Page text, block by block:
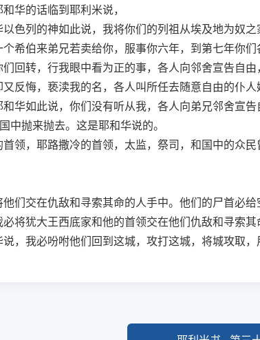
和华的话临到耶利米说，
以色列的神如此说，我将你们的列祖从埃及地为奴之
个希伯来弟兄若卖给你，服事你六年，到第七年你
们回转，行我眼中看为正的事，各人向邻舍宣告自
又反悔，亵渎我的名，各人叫所任去随意自由的仆人
和华如此说，你们没有听从我，各人向弟兄邻舍宣
中抛来抛去。这是耶和华说的。
首领，耶路撒冷的首领，太监，祭司，和国中的众
他们交在仇敌和寻索其命的人手中。他们的尸首必给
必将犹大王西底家和他的首领交在他们仇敌和寻索
说，我必吩咐他们回到这城，攻打这城，将城攻取